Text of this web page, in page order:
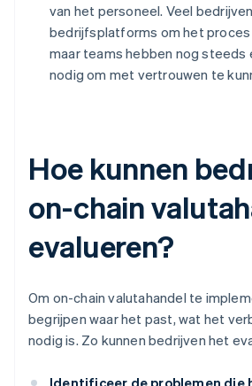
van het personeel. Veel
bedrijfsplatforms om het
maar teams hebben nog steeds
nodig om met vertrouwen te
Hoe kunnen
on-chain
evalueren?
Om on-chain valutahandel te
begrijpen waar het past, wat het
nodig is. Zo kunnen bedrijven het